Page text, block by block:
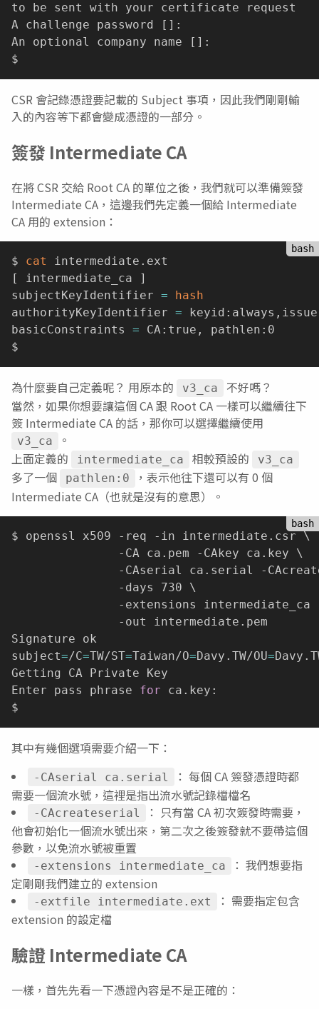
to be sent with your certificate request
A challenge password
[ ] :
An optional company name
[ ] :
CSR 會記錄憑證要記載的 Subject 事項，因此我們剛剛輸
入的內容等下都會變成憑證的一部分。
簽發 Intermediate CA
在將 CSR 交給 Root CA 的單位之後，我們就可以準備簽發
Intermediate CA，這邊我們先定義一個給 Intermediate
CA 用的 extension：
$ cat
[
intermediate_ca
]
subjectKeyIdentifier =
hash
authorityKeyIdentifier =
basicConstraints = CA:true, pathlen:0
為什麼要自己定義呢？ 用原本的 v3_ca
不好嗎？
當然，如果你想要讓這個 CA 跟 Root CA 一樣可以繼續往下
簽 Intermediate CA 的話，那你可以選擇繼續使用
v3_ca
。
上面定義的
intermediate_ca 相較預設的 v3_ca
多了一個 pathlen:0
，表示他往下還可以有 0 個
Intermediate CA（也就是沒有的意思）。
$ openssl x509 -req -in intermediate.csr \
               -CA ca.pem -CAkey ca.key \
-CAserial ca.serial -
               -days 730 \
-extensions intermediate_ca
               -out intermediate.pem
Signature ok
subject=/C=TW/ST=Taiwan/O=Davy.TW/OU=
Getting CA Private Key
Enter pass phrase for ca.key:
其中有幾個選項需要介紹一下：
-CAserial ca.serial
： 每個 CA 簽發憑證時都
需要一個流水號，這裡是指出流水號記錄檔檔名
-CAcreateserial
： 只有當 CA 初次簽發時需要，
他會初始化一個流水號出來，第二次之後簽發就不要帶這個
參數，以免流水號被重置
-extensions intermediate_ca
： 我們想要指
定剛剛我們建立的 extension
-extfile intermediate.ext
： 需要指定包含
extension 的設定檔
驗證 Intermediate CA
一樣，首先先看一下憑證內容是不是正確的：